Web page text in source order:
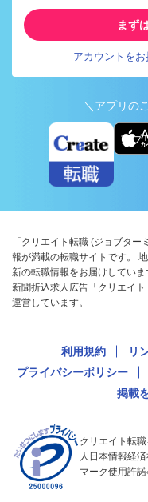
まず
アカウントを
＼アプリの
アプ
「クリエイト転職 (ジョブタ
報が満載の転職サイトです。
新の転職情報をお届けしていま
新聞折込求人広告「クリエイ
運営しています。
利用規約 リ
プライバシーポリシー
掲載
クリエイト転
人日本情報経
マーク使用許